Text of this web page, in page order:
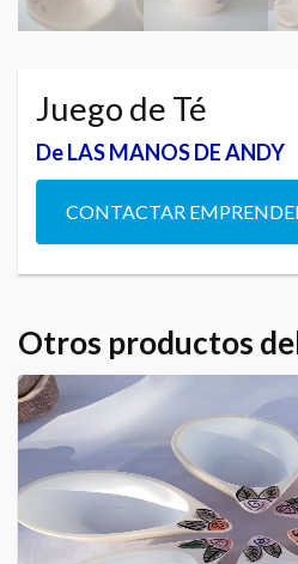
Juego de Té
De LAS MANOS DE ANDY
CONTACTAR
Otros productos